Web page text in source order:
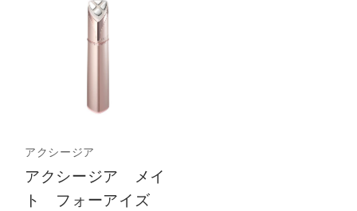
アクシージア
アクシージア メイ
ト フォーアイズ